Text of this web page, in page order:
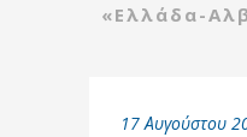
«Ελλάδα-
17 Αυγούστου